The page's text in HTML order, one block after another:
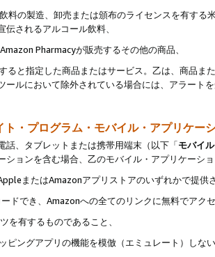
料の製造、卸売または頒布のライセンスを有す
伝されるアルコール飲料、
Pharmacyが販売するその他の商品、
ると指定した商品またはサービス。乙は、商品ま
ールにおいて除外されている場合には、アラート
ト・プログラム・モバイル・アプリケー
話、タブレットまたは携帯用端末（以下「モバイ
ションを含む場合、乙のモバイル・アプリケーシ
またはAmazonアプリストアのいずれかで提供
ドでき、Amazonへの全てのリンクに無料でアク
を有するものであること、
ピングアプリの機能を模倣（エミュレート）しな